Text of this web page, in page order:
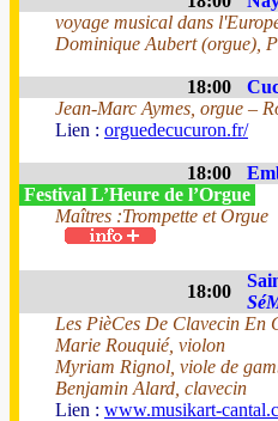
voyage musical dans
Dominique Aubert (orgue),
18:00
Jean-Marc Aymes, orgue –
Lien : orguedecucuron.fr/
18:00
Festival L’Heure de l’Orgue
Maîtres :Trompette et Orgue
18:00
Les PièCes De Clavecin En
Marie Rouquié, violon
Myriam Rignol, viole de
Benjamin Alard, clavecin
Lien : www.musikart-